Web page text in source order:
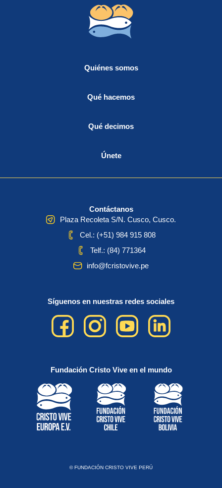
Quiénes somos
Qué hacemos
Qué decimos
Únete
Contáctanos
Plaza Recoleta S/N. Cusco, Cusco.
Cel.: (+51) 984 915 808
Telf.: (84) 771364
info@fcristovive.pe
Síguenos en nuestras redes sociales
Fundación Cristo Vive en el mundo
© FUNDACIÓN CRISTO VIVE PERÚ